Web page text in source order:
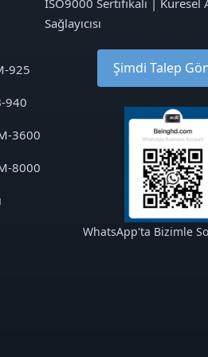
925
940
3600
8000
Sağlayıcısı
Şimdi Talep
WhatsApp'ta Bizimle